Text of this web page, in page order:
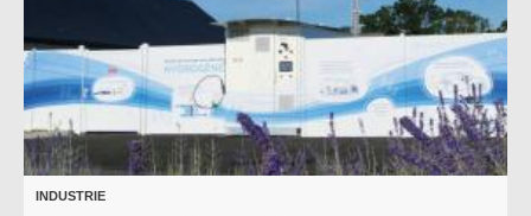
INDUSTRIE